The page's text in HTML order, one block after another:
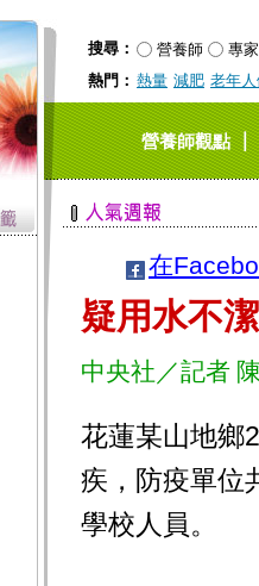
搜尋： 營養師
專家
熱門： 熱量 減肥 老年
營養師觀點｜
在
疑用水不
中央社／記者
花蓮某山地鄉
疾，防疫單位
學校人員。